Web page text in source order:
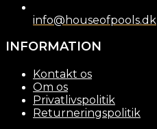
info@houseofpools.dk
INFORMATION
Kontakt os
Om os
Privatlivspolitik
Returneringspolitik